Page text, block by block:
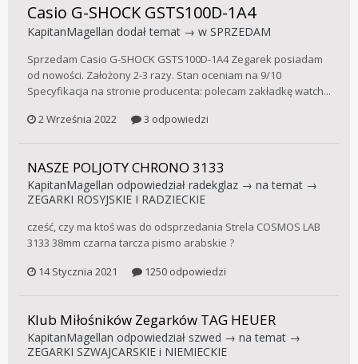
Casio G-SHOCK GSTS100D-1A4
KapitanMagellan dodał temat → w SPRZEDAM
Sprzedam Casio G-SHOCK GSTS100D-1A4 Zegarek posiadam
od nowości. Założony 2-3 razy. Stan oceniam na 9/10
Specyfikacja na stronie producenta: polecam zakładkę watch...
2 Września 2022
3 odpowiedzi
NASZE POLJOTY CHRONO 3133
KapitanMagellan odpowiedział radekglaz → na temat →
ZEGARKI ROSYJSKIE I RADZIECKIE
cześć, czy ma ktoś was do odsprzedania Strela COSMOS LAB
3133 38mm czarna tarcza pismo arabskie ?
14 Stycznia 2021
1250 odpowiedzi
Klub Miłośników Zegarków TAG HEUER
KapitanMagellan odpowiedział szwed → na temat →
ZEGARKI SZWAJCARSKIE i NIEMIECKIE